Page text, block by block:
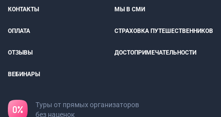
КОНТАКТЫ МЫ В СМИ
ОПЛАТА СТРАХОВКА ПУТЕШЕСТВЕННИКОВ
ОТЗЫВЫ ДОСТОПРИМЕЧАТЕЛЬНОСТИ
ВЕБИНАРЫ
Туры от прямых организаторов
без наценок